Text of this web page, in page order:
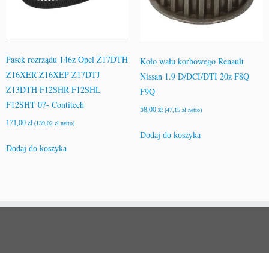
Pasek rozrządu 146z Opel Z17DTH
Z16XER Z16XEP Z17DTJ
Z13DTH F12SHR F12SHL
F12SHT 07- Contitech
171,00 zł (139,02 zł netto)
Dodaj do koszyka
Koło wału korbowego Renault
Nissan 1.9 D/DCI/DTI 20z F8Q
F9Q
58,00 zł (47,15 złnetto)
Dodaj do koszyka